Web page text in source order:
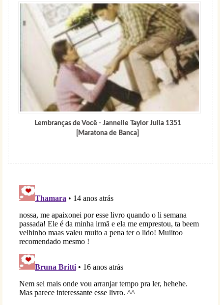
Lembranças de Você - Jannelle Taylor Julia 1351
[Maratona de Banca]